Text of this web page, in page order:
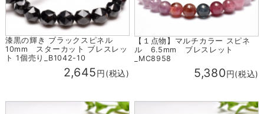
漆黒の輝き ブラックスピネル
10mm スターカット ブレスレッ
ト 1個売り_B1042-10
2,645円(税込)
【１点物】マルチカラー スピネ
ル 6.5mm ブレスレット
_MC8958
5,380円(税込)